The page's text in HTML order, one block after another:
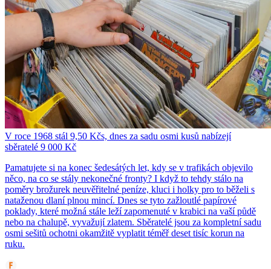
V roce 1968 stál 9,50 Kčs, dnes za sadu osmi kusů nabízejí
sběratelé 9 000 Kč
Pamatujete si na konec šedesátých let, kdy se v trafikách objevilo
něco, na co se stály nekonečné fronty? I když to tehdy stálo na
poměry brožurek neuvěřitelné peníze, kluci i holky pro to běželi s
nataženou dlaní plnou mincí. Dnes se tyto zažloutlé papírové
poklady, které možná stále leží zapomenuté v krabici na vaší půdě
nebo na chalupě, vyvažují zlatem. Sběratelé jsou za kompletní sadu
osmi sešitů ochotni okamžitě vyplatit téměř deset tisíc korun na
ruku.